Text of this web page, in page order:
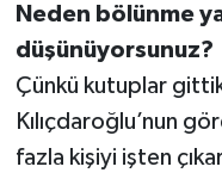
Neden bölünme
düşünüyorsunuz?
Çünkü kutuplar
Kılıçdaroğlu’nun
fazla kişiyi işten